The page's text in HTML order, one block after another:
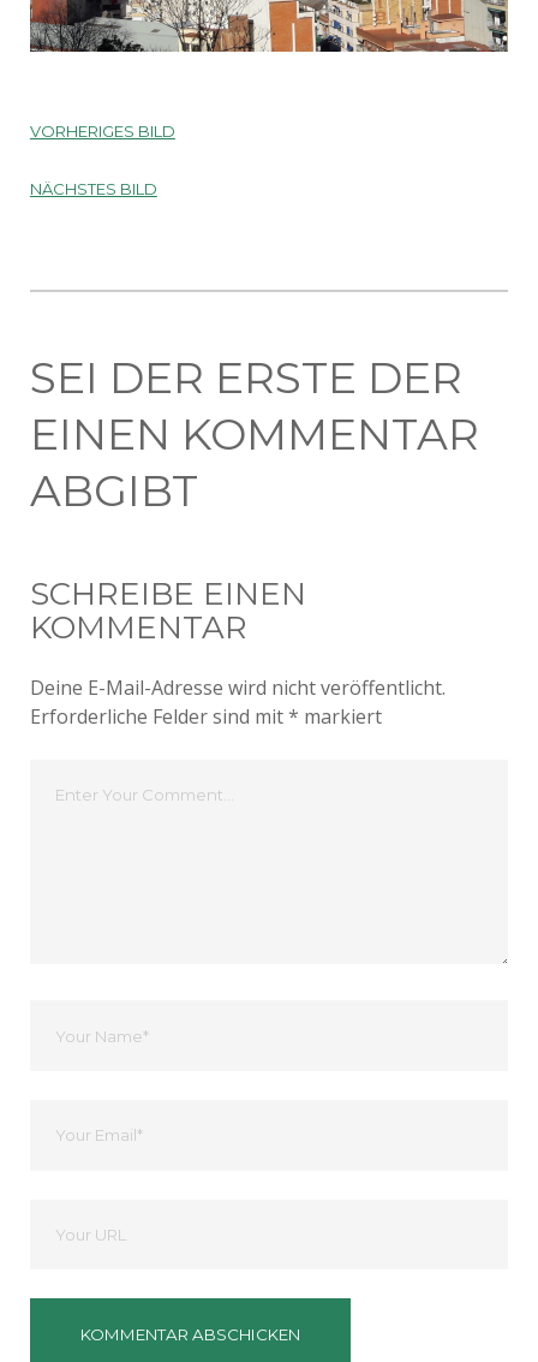
VORHERIGES BILD
NÄCHSTES BILD
SEI DER ERSTE DER
EINEN KOMMENTAR
ABGIBT
SCHREIBE EINEN
KOMMENTAR
Deine E-Mail-Adresse wird nicht veröffentlicht.
Erforderliche Felder sind mit* markiert
Kommentar
Name
Email
Website